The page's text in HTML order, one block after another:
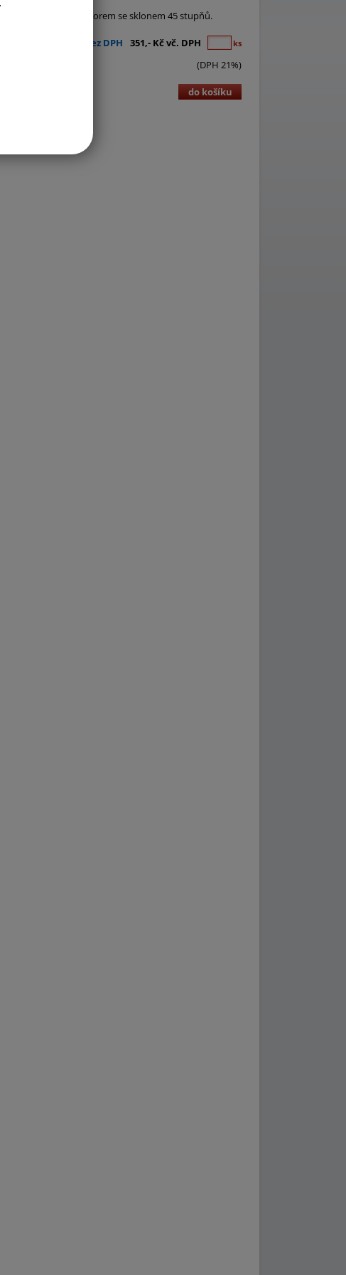
beach vlajky s rotátorem se sklonem 45 stupňů.
290,- Kč bez DPH 351,- Kč vč. DPH ks
(DPH 21%)
do košíku